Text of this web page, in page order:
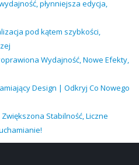
płynniejsza edycja,
pod kątem szybkości,
Wydajność, Nowe Efekty,
Design | Odkryj Co Nowego
Stabilność, Liczne